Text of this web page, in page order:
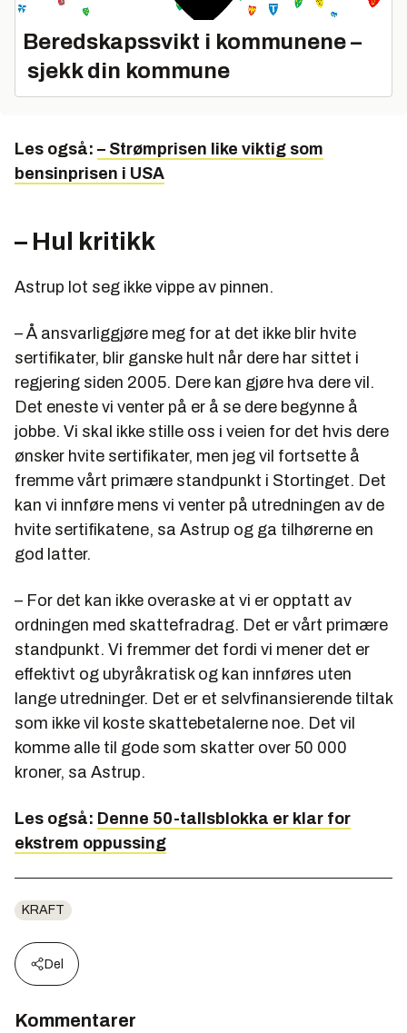
Beredskapssvikt i kommunene –
sjekk din kommune
Les også: – Strømprisen like viktig som
bensinprisen i USA
– Hul kritikk
Astrup lot seg ikke vippe av pinnen.
– Å ansvarliggjøre meg for at det ikke blir hvite
sertifikater, blir ganske hult når dere har sittet i
regjering siden 2005. Dere kan gjøre hva dere vil.
Det eneste vi venter på er å se dere begynne å
jobbe. Vi skal ikke stille oss i veien for det hvis dere
ønsker hvite sertifikater, men jeg vil fortsette å
fremme vårt primære standpunkt i Stortinget. Det
kan vi innføre mens vi venter på utredningen av de
hvite sertifikatene, sa Astrup og ga tilhørerne en
god latter.
– For det kan ikke overaske at vi er opptatt av
ordningen med skattefradrag. Det er vårt primære
standpunkt. Vi fremmer det fordi vi mener det er
effektivt og ubyråkratisk og kan innføres uten
lange utredninger. Det er et selvfinansierende tiltak
som ikke vil koste skattebetalerne noe. Det vil
komme alle til gode som skatter over 50 000
kroner, sa Astrup.
Les også: Denne 50-tallsblokka er klar for
ekstrem oppussing
KRAFT
Del
Kommentarer